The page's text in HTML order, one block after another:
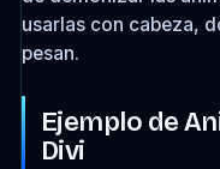
usarlas con cabeza,
pesan.
Ejemplo de
Divi